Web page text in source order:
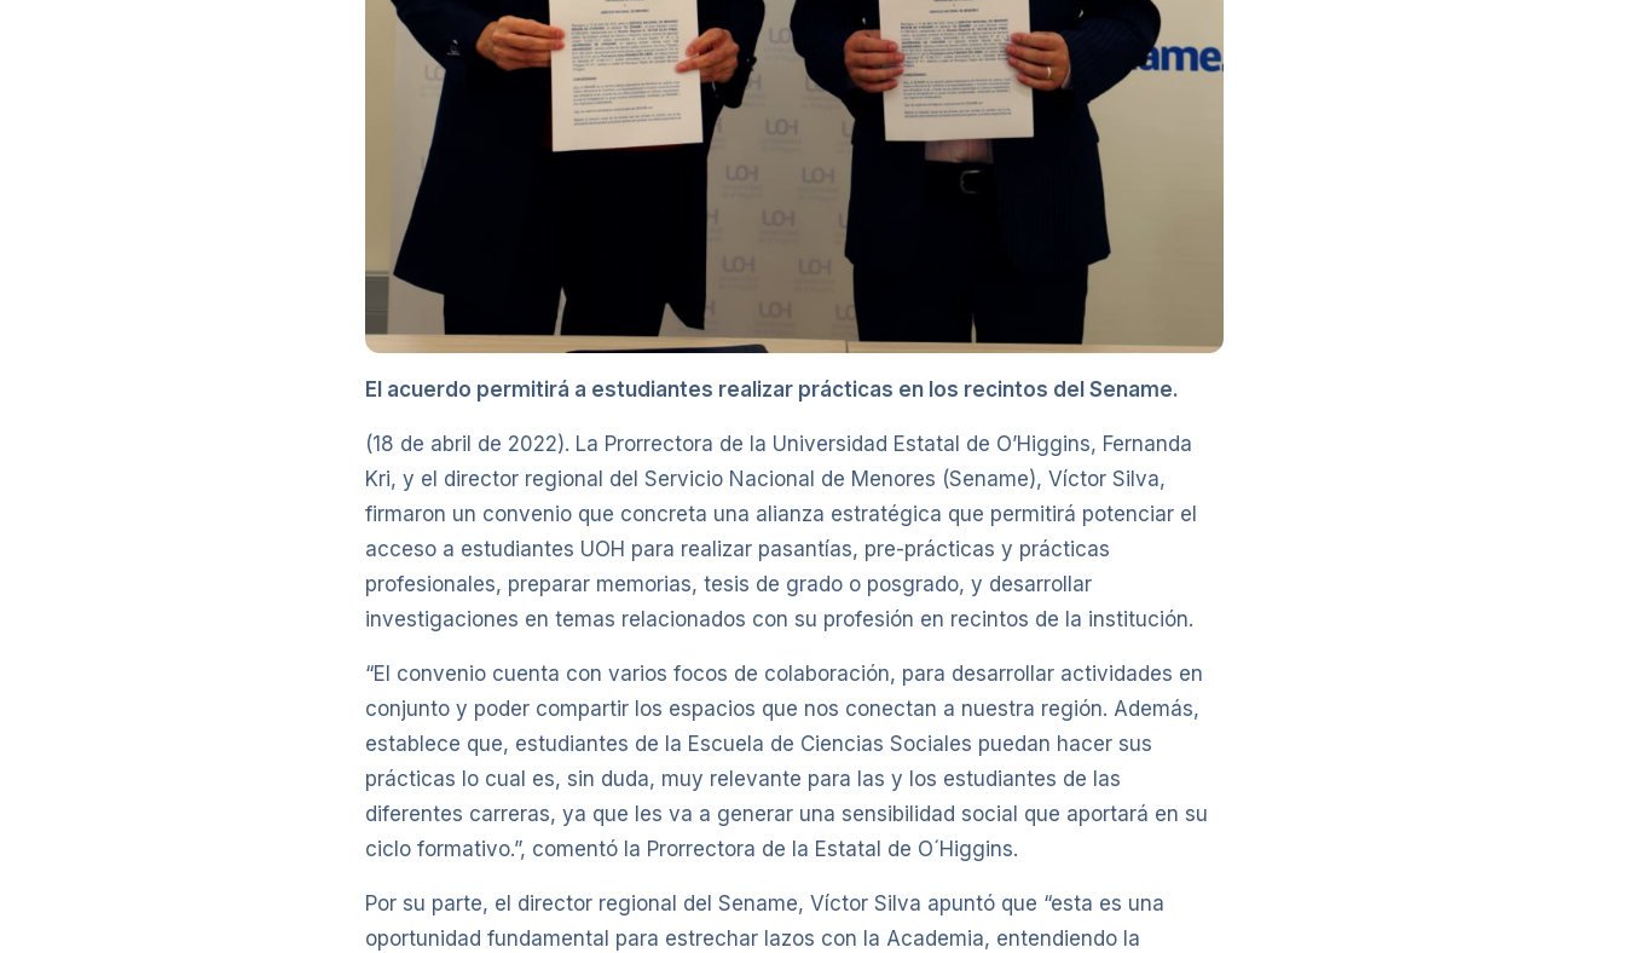
El acuerdo permitirá a estudiantes realizar prácticas en los recintos del Sename.
(18 de abril de 2022). La Prorrectora de la Universidad Estatal de O’Higgins, Fernanda
Kri, y el director regional del Servicio Nacional de Menores (Sename), Víctor Silva,
firmaron un convenio que concreta una alianza estratégica que permitirá potenciar el
acceso a estudiantes UOH para realizar pasantías, pre-prácticas y prácticas
profesionales, preparar memorias, tesis de grado o posgrado, y desarrollar
investigaciones en temas relacionados con su profesión en recintos de la institución.
“El convenio cuenta con varios focos de colaboración, para desarrollar actividades en
conjunto y poder compartir los espacios que nos conectan a nuestra región. Además,
establece que, estudiantes de la Escuela de Ciencias Sociales puedan hacer sus
prácticas lo cual es, sin duda, muy relevante para las y los estudiantes de las
diferentes carreras, ya que les va a generar una sensibilidad social que aportará en su
ciclo formativo.”, comentó la Prorrectora de la Estatal de O´Higgins.
Por su parte, el director regional del Sename, Víctor Silva apuntó que “esta es una
oportunidad fundamental para estrechar lazos con la Academia, entendiendo la